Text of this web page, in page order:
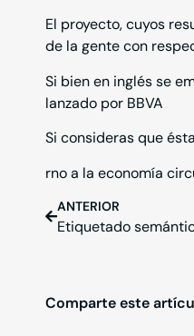
El proyecto, cuyos
de la gente con
Si bien en inglés se
lanzado por BBVA
Si consideras que
rno a la economía
ANTERIOR
Etiquetado
Comparte este